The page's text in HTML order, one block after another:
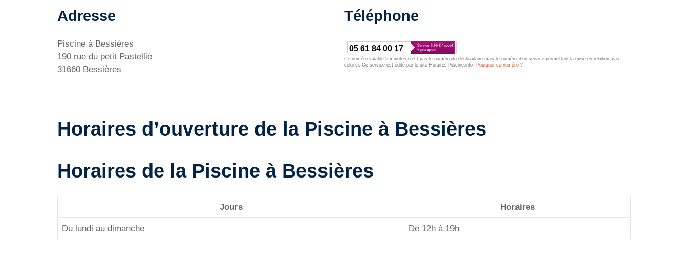
Adresse
Piscine à Bessières
190 rue du petit Pastellié
31660 Bessières
Téléphone
05 61 84 00 17
Ce numéro valable 5 minutes n’est pas le numéro du destinataire mais le numéro d’un service permettant la mise en relation avec
celui-ci. Ce service est édité par le site Horaires-Piscine.info. Pourquoi ce numéro ?
Horaires d’ouverture de la Piscine à Bessières
Horaires de la Piscine à Bessières
Jours Horaires
Du lundi au dimanche De 12h à 19h